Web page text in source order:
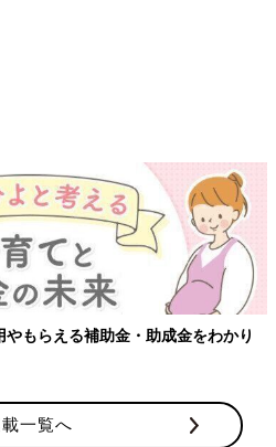
婦の感染症対策、知っておいて！
一覧へ